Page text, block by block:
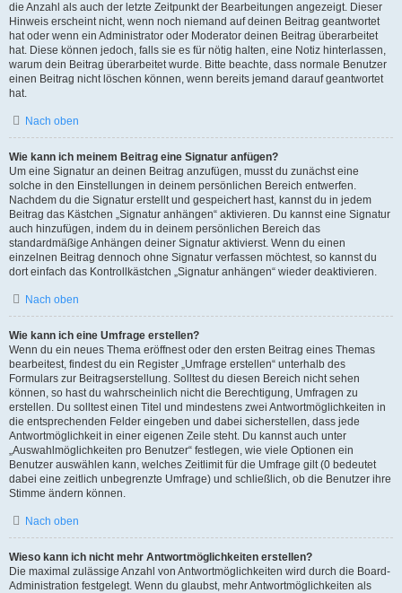
die Anzahl als auch der letzte Zeitpunkt der Bearbeitungen angezeigt. Dieser
Hinweis erscheint nicht, wenn noch niemand auf deinen Beitrag geantwortet
hat oder wenn ein Administrator oder Moderator deinen Beitrag überarbeitet
hat. Diese können jedoch, falls sie es für nötig halten, eine Notiz hinterlassen,
warum dein Beitrag überarbeitet wurde. Bitte beachte, dass normale Benutzer
einen Beitrag nicht löschen können, wenn bereits jemand darauf geantwortet
hat.
Nach oben
Wie kann ich meinem Beitrag eine Signatur anfügen?
Um eine Signatur an deinen Beitrag anzufügen, musst du zunächst eine
solche in den Einstellungen in deinem persönlichen Bereich entwerfen.
Nachdem du die Signatur erstellt und gespeichert hast, kannst du in jedem
Beitrag das Kästchen „Signatur anhängen“ aktivieren. Du kannst eine Signatur
auch hinzufügen, indem du in deinem persönlichen Bereich das
standardmäßige Anhängen deiner Signatur aktivierst. Wenn du einen
einzelnen Beitrag dennoch ohne Signatur verfassen möchtest, so kannst du
dort einfach das Kontrollkästchen „Signatur anhängen“ wieder deaktivieren.
Nach oben
Wie kann ich eine Umfrage erstellen?
Wenn du ein neues Thema eröffnest oder den ersten Beitrag eines Themas
bearbeitest, findest du ein Register „Umfrage erstellen“ unterhalb des
Formulars zur Beitragserstellung. Solltest du diesen Bereich nicht sehen
können, so hast du wahrscheinlich nicht die Berechtigung, Umfragen zu
erstellen. Du solltest einen Titel und mindestens zwei Antwortmöglichkeiten in
die entsprechenden Felder eingeben und dabei sicherstellen, dass jede
Antwortmöglichkeit in einer eigenen Zeile steht. Du kannst auch unter
„Auswahlmöglichkeiten pro Benutzer“ festlegen, wie viele Optionen ein
Benutzer auswählen kann, welches Zeitlimit für die Umfrage gilt (0 bedeutet
dabei eine zeitlich unbegrenzte Umfrage) und schließlich, ob die Benutzer ihre
Stimme ändern können.
Nach oben
Wieso kann ich nicht mehr Antwortmöglichkeiten erstellen?
Die maximal zulässige Anzahl von Antwortmöglichkeiten wird durch die Board-
Administration festgelegt. Wenn du glaubst, mehr Antwortmöglichkeiten als